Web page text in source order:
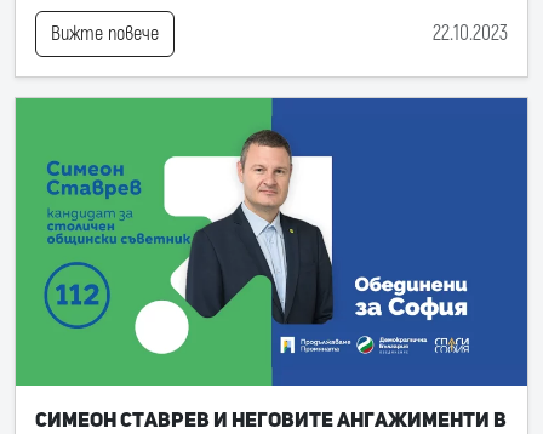
Вижте повече 22.10.2023
Симеон Ставрев и неговите ангажименти в